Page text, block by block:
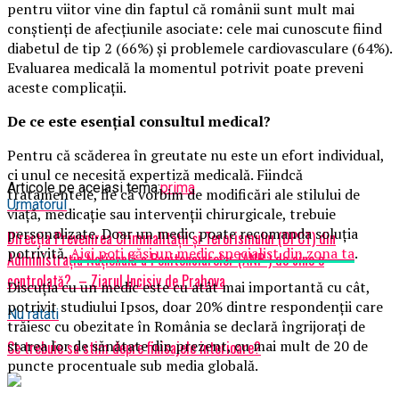
Articole pe aceiasi tema:prima
Urmatorul
Direcția Prevenirea Criminalității și Terorismului (DPCT) din
Administrația Națională a Penitenciarelor (ANP ) de cine e
controlată? – Ziarul Incisiv de Prahova
Nu ratati
Ce trebuie sa stim depre finisajele interioare?
pentru viitor vine din faptul că românii sunt mult mai
conștienți de afecțiunile asociate: cele mai cunoscute fiind
diabetul de tip 2 (66%) și problemele cardiovasculare (64%).
Evaluarea medicală la momentul potrivit poate preveni
aceste complicații.
De ce este esențial consultul medical?
Pentru că scăderea în greutate nu este un efort individual,
ci unul ce necesită expertiză medicală. Fiindcă
tratamentele, fie că vorbim de modificări ale stilului de
viață, medicație sau intervenții chirurgicale, trebuie
personalizate. Doar un medic poate recomanda soluția
potrivită.Aici poți găsi un medic specialist din zona ta.
Discuția cu un medic este cu atât mai importantă cu cât,
potrivit studiului Ipsos, doar 20% dintre respondenții care
trăiesc cu obezitate în România se declară îngrijorați de
starea lor de sănătate din prezent, cu mai mult de 20 de
puncte procentuale sub media globală.